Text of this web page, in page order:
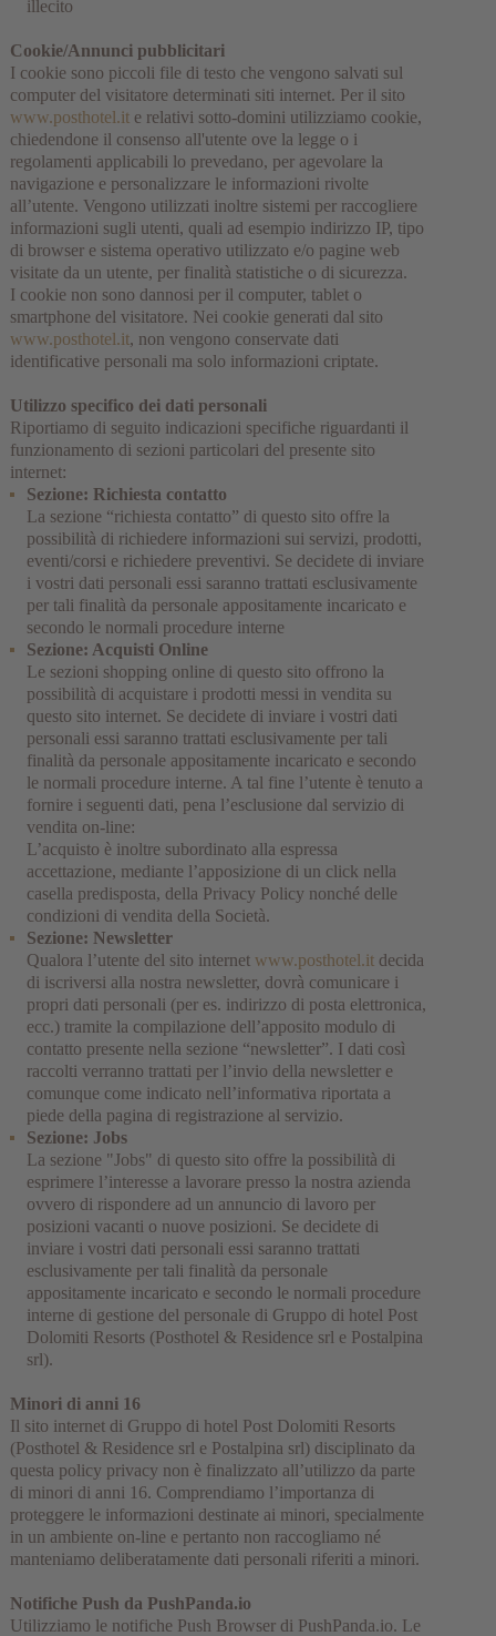
illecito
Cookie/Annunci pubblicitari
I cookie sono piccoli file di testo che vengono salvati sul
computer del visitatore determinati siti internet. Per il sito
www.posthotel.ite relativi sotto-domini utilizziamo cookie,
chiedendone il consenso all'utente ove la legge o i
regolamenti applicabili lo prevedano, per agevolare la
navigazione e personalizzare le informazioni rivolte
all’utente. Vengono utilizzati inoltre sistemi per raccogliere
informazioni sugli utenti, quali ad esempio indirizzo IP, tipo
di browser e sistema operativo utilizzato e/o pagine web
visitate da un utente, per finalità statistiche o di sicurezza.
I cookie non sono dannosi per il computer, tablet o
smartphone del visitatore. Nei cookie generati dal sito
www.posthotel.it, non vengono conservate dati
identificative personali ma solo informazioni criptate.
Utilizzo specifico dei dati personali
Riportiamo di seguito indicazioni specifiche riguardanti il
funzionamento di sezioni particolari del presente sito
internet:
Sezione: Richiesta contatto
La sezione “richiesta contatto” di questo sito offre la
possibilità di richiedere informazioni sui servizi, prodotti,
eventi/corsi e richiedere preventivi. Se decidete di inviare
i vostri dati personali essi saranno trattati esclusivamente
per tali finalità da personale appositamente incaricato e
secondo le normali procedure interne
Sezione: Acquisti Online
Le sezioni shopping online di questo sito offrono la
possibilità di acquistare i prodotti messi in vendita su
questo sito internet. Se decidete di inviare i vostri dati
personali essi saranno trattati esclusivamente per tali
finalità da personale appositamente incaricato e secondo
le normali procedure interne. A tal fine l’utente è tenuto a
fornire i seguenti dati, pena l’esclusione dal servizio di
vendita on-line:
L’acquisto è inoltre subordinato alla espressa
accettazione, mediante l’apposizione di un click nella
casella predisposta, della Privacy Policy nonché delle
condizioni di vendita della Società.
Sezione: Newsletter
Qualora l’utente del sito internet www.posthotel.itdecida
di iscriversi alla nostra newsletter, dovrà comunicare i
propri dati personali (per es. indirizzo di posta elettronica,
ecc.) tramite la compilazione dell’apposito modulo di
contatto presente nella sezione “newsletter”. I dati così
raccolti verranno trattati per l’invio della newsletter e
comunque come indicato nell’informativa riportata a
piede della pagina di registrazione al servizio.
Sezione: Jobs
La sezione "Jobs" di questo sito offre la possibilità di
esprimere l’interesse a lavorare presso la nostra azienda
ovvero di rispondere ad un annuncio di lavoro per
posizioni vacanti o nuove posizioni. Se decidete di
inviare i vostri dati personali essi saranno trattati
esclusivamente per tali finalità da personale
appositamente incaricato e secondo le normali procedure
interne di gestione del personale di Gruppo di hotel Post
Dolomiti Resorts (Posthotel & Residence srl e Postalpina
srl).
Minori di anni 16
Il sito internet di Gruppo di hotel Post Dolomiti Resorts
(Posthotel & Residence srl e Postalpina srl) disciplinato da
questa policy privacy non è finalizzato all’utilizzo da parte
di minori di anni 16. Comprendiamo l’importanza di
proteggere le informazioni destinate ai minori, specialmente
in un ambiente on-line e pertanto non raccogliamo né
manteniamo deliberatamente dati personali riferiti a minori.
Notifiche Push da PushPanda.io
Utilizziamo le notifiche Push Browser di PushPanda.io. Le